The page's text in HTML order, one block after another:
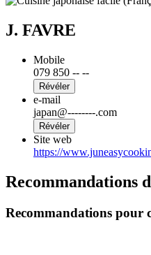
J. FAVRE
Mobile
079 850 -- --
Révéler
e-mail
japan@--------.com
Révéler
Site web
https://
Recommandations
Recommandations pour